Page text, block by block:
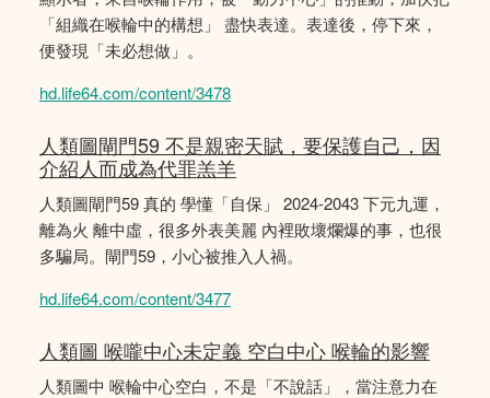
「組織在喉輪中的構想」 盡快表達。表達後，停下來，
便發現「未必想做」。
hd.life64.com/content/3478
人類圖閘門59 不是親密天賦，要保護自己，因
介紹人而成為代罪羔羊
人類圖閘門59 真的 學懂「自保」 2024-2043 下元九運，
離為火 離中虛，很多外表美麗 內裡敗壞爛爆的事，也很
多騙局。閘門59，小心被推入人禍。
hd.life64.com/content/3477
人類圖 喉嚨中心未定義 空白中心 喉輪的影響
人類圖中 喉輪中心空白，不是「不說話」，當注意力在